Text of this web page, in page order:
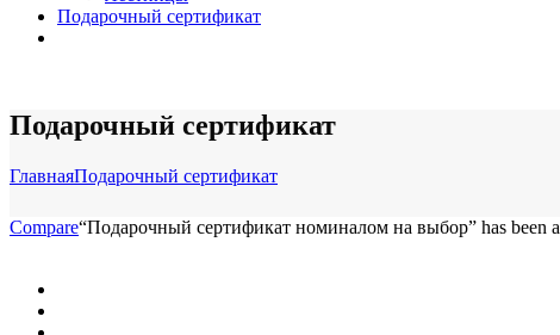
Подарочный сертификат
Подарочный сертификат
ГлавнаяПодарочный сертификат
Compare“Подарочный сертификат номиналом на выбор” has been